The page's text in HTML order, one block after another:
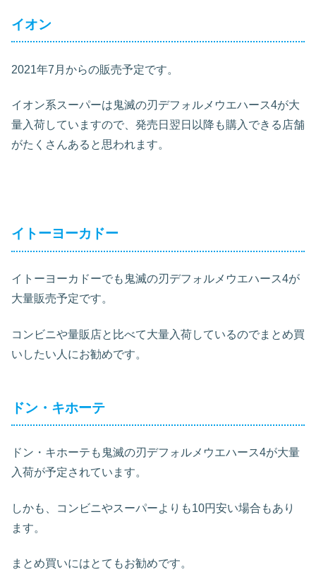
イオン
2021年7月からの販売予定です。
イオン系スーパーは鬼滅の刃デフォルメウエハース4が大
量入荷していますので、発売日翌日以降も購入できる店舗
がたくさんあると思われます。
イトーヨーカドー
イトーヨーカドーでも鬼滅の刃デフォルメウエハース4が
大量販売予定です。
コンビニや量販店と比べて大量入荷しているのでまとめ買
いしたい人にお勧めです。
ドン・キホーテ
ドン・キホーテも鬼滅の刃デフォルメウエハース4が大量
入荷が予定されています。
しかも、コンビニやスーパーよりも10円安い場合もあり
ます。
まとめ買いにはとてもお勧めです。